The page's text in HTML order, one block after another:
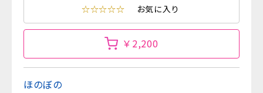
☆☆☆☆☆ お気に入り
￥2,200
ほのぼの